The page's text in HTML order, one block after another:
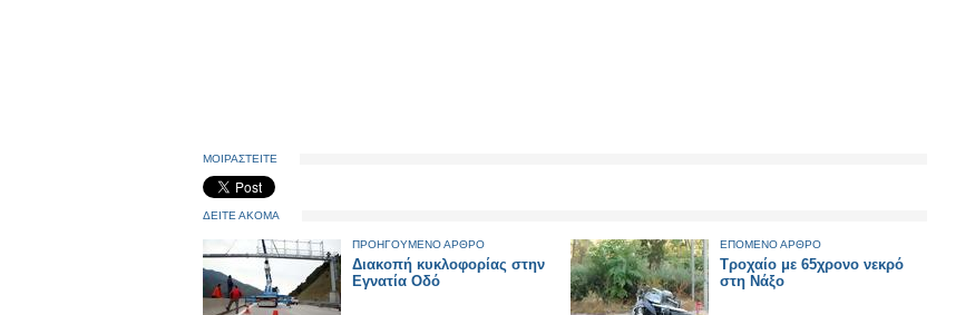
ΜΟΙΡΑΣΤΕΙΤΕ
ΔΕΙΤΕ ΑΚΟΜΑ
ΠΡΟΗΓΟΥΜΕΝΟ ΑΡΘΡΟ
Διακοπή κυκλοφορίας στην
Εγνατία Οδό
ΕΠΟΜΕΝΟ ΑΡΘΡΟ
Τροχαίο με 65χρονο νεκρό
στη Νάξο